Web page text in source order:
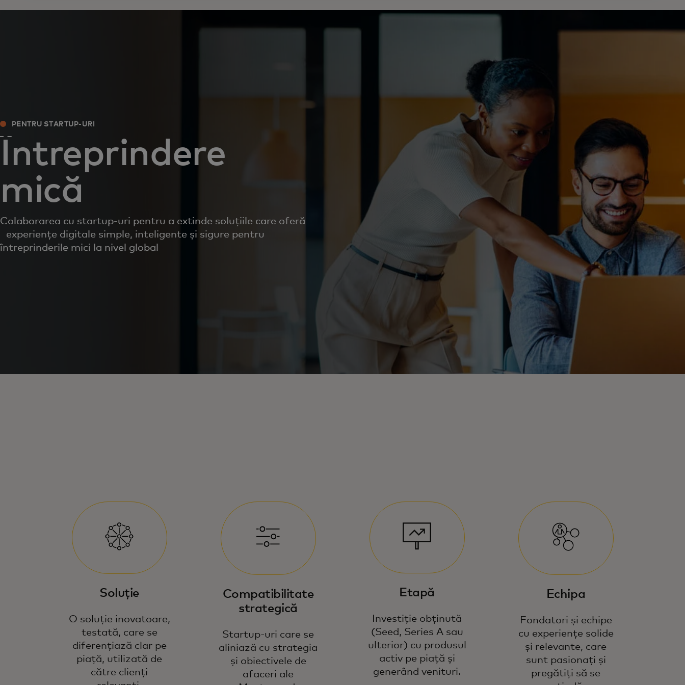
PENTRU STARTUP-URI
Întreprindere
mică
Colaborarea cu startup-uri pentru a extinde soluțiile care oferă
experiențe digitale simple, inteligente și sigure pentru
întreprinderile mici la nivel global
Soluție
O soluție inovatoare,
testată, care se
diferențiază clar pe
piață, utilizată de
către clienți
Compatibilitate
strategică
Startup-uri care se
aliniază cu strategia
și obiectivele de
afaceri ale
Etapă
Investiție obținută
(Seed, Series A sau
ulterior) cu produsul
activ pe piață și
generând venituri.
Echipa
Fondatori și echipe
cu experiențe solide
și relevante, care
sunt pasionați și
pregătiți să se